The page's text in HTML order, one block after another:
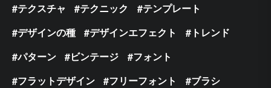
テクスチャ
テクニック
テンプレート
デザインの種
デザインエフェクト
トレンド
パターン
ビンテージ
フォント
フラットデザイン
フリーフォント
ブラシ